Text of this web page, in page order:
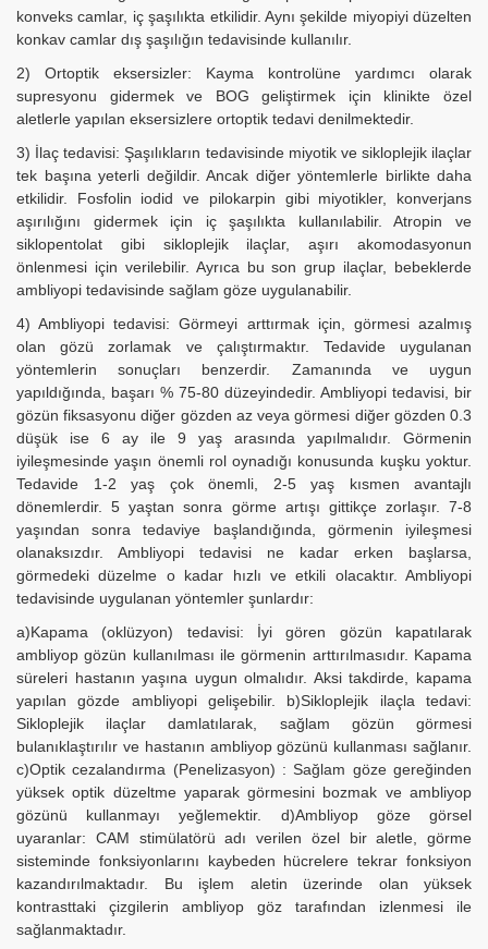
konveks camlar, iç şaşılıkta etkilidir. Aynı şekilde miyopiyi düzelten
konkav camlar dış şaşılığın tedavisinde kullanılır.
2) Ortoptik eksersizler: Kayma kontrolüne yardımcı olarak
supresyonu gidermek ve BOG geliştirmek için klinikte özel
aletlerle yapılan eksersizlere ortoptik tedavi denilmektedir.
3) İlaç tedavisi: Şaşılıkların tedavisinde miyotik ve sikloplejik ilaçlar
tek başına yeterli değildir. Ancak diğer yöntemlerle birlikte daha
etkilidir. Fosfolin iodid ve pilokarpin gibi miyotikler, konverjans
aşırılığını gidermek için iç şaşılıkta kullanılabilir. Atropin ve
siklopentolat gibi sikloplejik ilaçlar, aşırı akomodasyonun
önlenmesi için verilebilir. Ayrıca bu son grup ilaçlar, bebeklerde
ambliyopi tedavisinde sağlam göze uygulanabilir.
4) Ambliyopi tedavisi: Görmeyi arttırmak için, görmesi azalmış
olan gözü zorlamak ve çalıştırmaktır. Tedavide uygulanan
yöntemlerin sonuçları benzerdir. Zamanında ve uygun
yapıldığında, başarı % 75-80 düzeyindedir. Ambliyopi tedavisi, bir
gözün fiksasyonu diğer gözden az veya görmesi diğer gözden 0.3
düşük ise 6 ay ile 9 yaş arasında yapılmalıdır. Görmenin
iyileşmesinde yaşın önemli rol oynadığı konusunda kuşku yoktur.
Tedavide 1-2 yaş çok önemli, 2-5 yaş kısmen avantajlı
dönemlerdir. 5 yaştan sonra görme artışı gittikçe zorlaşır. 7-8
yaşından sonra tedaviye başlandığında, görmenin iyileşmesi
olanaksızdır. Ambliyopi tedavisi ne kadar erken başlarsa,
görmedeki düzelme o kadar hızlı ve etkili olacaktır. Ambliyopi
tedavisinde uygulanan yöntemler şunlardır:
a)Kapama (oklüzyon) tedavisi: İyi gören gözün kapatılarak
ambliyop gözün kullanılması ile görmenin arttırılmasıdır. Kapama
süreleri hastanın yaşına uygun olmalıdır. Aksi takdirde, kapama
yapılan gözde ambliyopi gelişebilir. b)Sikloplejik ilaçla tedavi:
Sikloplejik ilaçlar damlatılarak, sağlam gözün görmesi
bulanıklaştırılır ve hastanın ambliyop gözünü kullanması sağlanır.
c)Optik cezalandırma (Penelizasyon) : Sağlam göze gereğinden
yüksek optik düzeltme yaparak görmesini bozmak ve ambliyop
gözünü kullanmayı yeğlemektir. d)Ambliyop göze görsel
uyaranlar: CAM stimülatörü adı verilen özel bir aletle, görme
sisteminde fonksiyonlarını kaybeden hücrelere tekrar fonksiyon
kazandırılmaktadır. Bu işlem aletin üzerinde olan yüksek
kontrasttaki çizgilerin ambliyop göz tarafından izlenmesi ile
sağlanmaktadır.